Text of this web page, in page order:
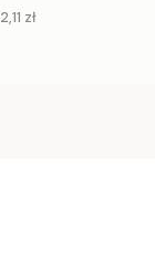
Cena
2,11 zł